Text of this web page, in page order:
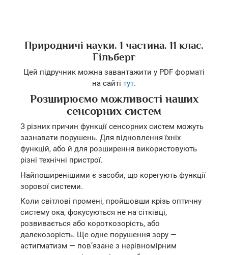
Природничі науки. 1 частина. 11 клас.
Гільберг
Цей підручник можна завантажити у PDF форматі
на сайті тут.
Розширюємо можливості наших
сенсорних систем
З різних причин функції сенсорних систем можуть
зазнавати порушень. Для відновлення їхніх
функцій, або й для розширення використовують
різні технічні пристрої.
Найпоширенішими є засоби, що корегують функції
зорової системи.
Коли світлові промені, пройшовши крізь оптичну
систему ока, фокусуються не на сітківці,
розвивається або короткозорість, або
далекозорість. Ще одне порушення зору —
астигматизм — пов’язане з нерівномірним